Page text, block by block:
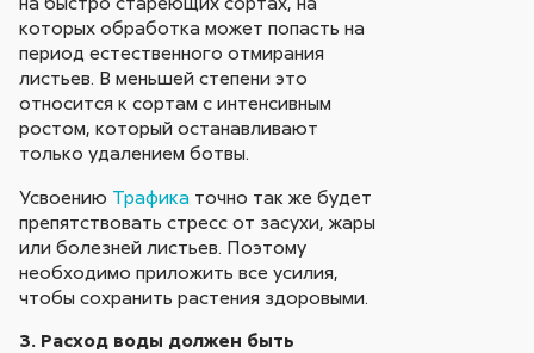
которых обработка может попасть на
период естественного отмирания
листьев. В меньшей степени это
относится к сортам с интенсивным
ростом, который останавливают
только удалением ботвы.
Усвоению Трафика точно так же будет
препятствовать стресс от засухи, жары
или болезней листьев. Поэтому
необходимо приложить все усилия,
чтобы сохранить растения здоровыми.
3. Расход воды должен быть